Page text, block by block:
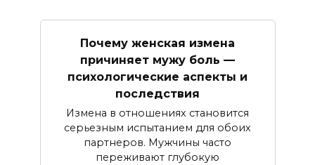
Почему женская измена
причиняет мужу боль —
психологические аспекты и
последствия
Измена в отношениях становится
серьезным испытанием для обоих
партнеров. Мужчины часто
переживают глубокую